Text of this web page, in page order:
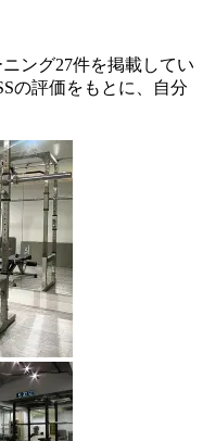
ング27件を掲載してい
の評価をもとに、自分